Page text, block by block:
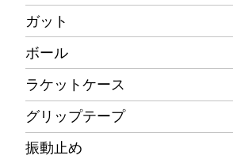
ガット
ボール
ラケットケース
グリップテープ
振動止め